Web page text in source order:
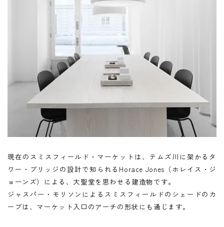
現在のスミスフィールド・マーケットは、テムズ川に架かるタ
ワー・ブリッジの設計で知られるHorace Jones（ホレイス・ジ
ョーンズ）による、大聖堂を思わせる建造物です。
ジャスパー・モリソンによるスミスフィールドのシェードのカ
ーブは、マーケット入口のアーチの形状にも通じます。